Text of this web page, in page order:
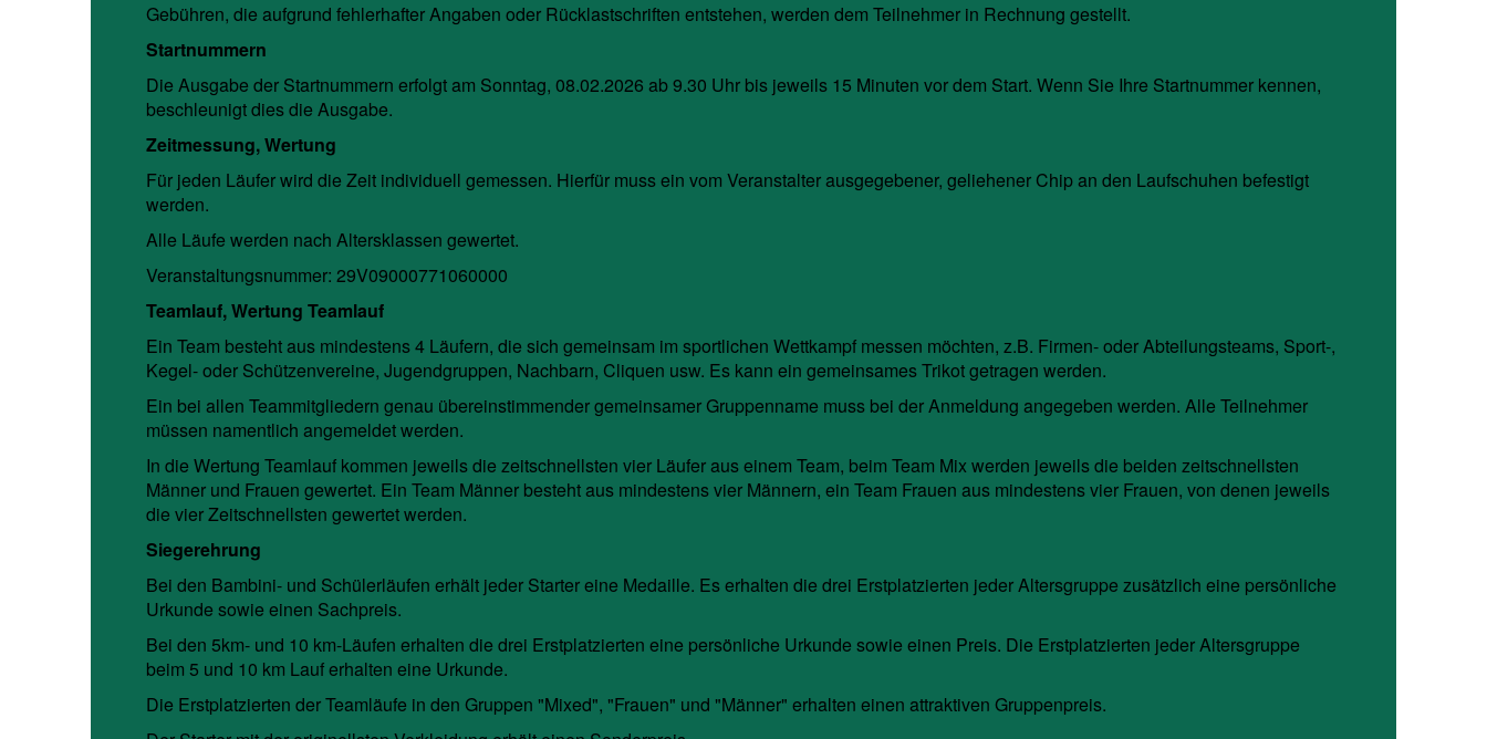
Gebühren, die aufgrund fehlerhafter Angaben oder Rücklastschriften entstehen, werden dem Teilnehmer in Rechnung gestellt.
Startnummern
Die Ausgabe der Startnummern erfolgt am Sonntag, 08.02.2026 ab 9.30 Uhr bis jeweils 15 Minuten vor dem Start. Wenn Sie Ihre Startnummer kennen,
beschleunigt dies die Ausgabe.
Zeitmessung, Wertung
Für jeden Läufer wird die Zeit individuell gemessen. Hierfür muss ein vom Veranstalter ausgegebener, geliehener Chip an den Laufschuhen befestigt
werden.
Alle Läufe werden nach Altersklassen gewertet.
Veranstaltungsnummer: 29V09000771060000
Teamlauf, Wertung Teamlauf
Ein Team besteht aus mindestens 4 Läufern, die sich gemeinsam im sportlichen Wettkampf messen möchten, z.B. Firmen- oder Abteilungsteams, Sport-,
Kegel- oder Schützenvereine, Jugendgruppen, Nachbarn, Cliquen usw. Es kann ein gemeinsames Trikot getragen werden.
Ein bei allen Teammitgliedern genau übereinstimmender gemeinsamer Gruppenname muss bei der Anmeldung angegeben werden. Alle Teilnehmer
müssen namentlich angemeldet werden.
In die Wertung Teamlauf kommen jeweils die zeitschnellsten vier Läufer aus einem Team, beim Team Mix werden jeweils die beiden zeitschnellsten
Männer und Frauen gewertet. Ein Team Männer besteht aus mindestens vier Männern, ein Team Frauen aus mindestens vier Frauen, von denen jeweils
die vier Zeitschnellsten gewertet werden.
Siegerehrung
Bei den Bambini- und Schülerläufen erhält jeder Starter eine Medaille. Es erhalten die drei Erstplatzierten jeder Altersgruppe zusätzlich eine persönliche
Urkunde sowie einen Sachpreis.
Bei den 5km- und 10 km-Läufen erhalten die drei Erstplatzierten eine persönliche Urkunde sowie einen Preis. Die Erstplatzierten jeder Altersgruppe
beim 5 und 10 km Lauf erhalten eine Urkunde.
Die Erstplatzierten der Teamläufe in den Gruppen "Mixed", "Frauen" und "Männer" erhalten einen attraktiven Gruppenpreis.